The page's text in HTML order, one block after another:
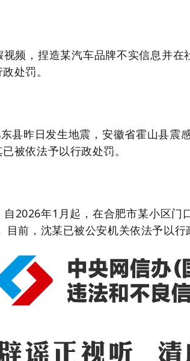
频，捏造某汽车品牌不实信息并
处罚。
县昨日发生地震，安徽省霍山县
被依法予以行政处罚。
2026年1月起，在合肥市某小区门
前，沈某已被公安机关依法予以行